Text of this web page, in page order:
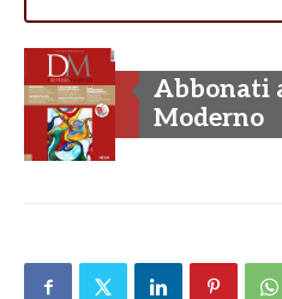
Abbonati
Moderno